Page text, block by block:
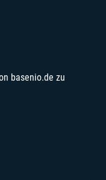
basenio.de zu